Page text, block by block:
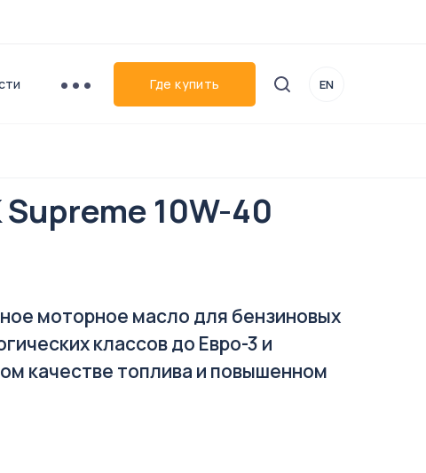
Где купить
••• EN
Supreme 10W-40
моторное масло для бензиновых
классов до Евро-3 и
качестве топлива и повышенном